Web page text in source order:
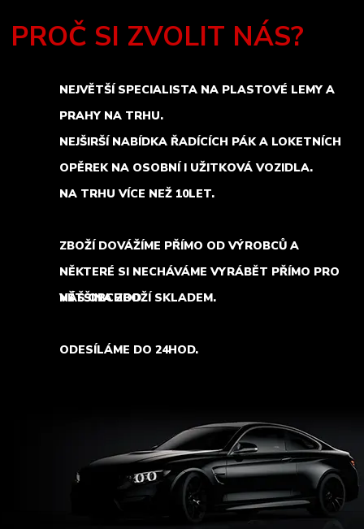
PROČ SI ZVOLIT NÁS?
NEJVĚTŠÍ SPECIALISTA NA PLASTOVÉ LEMY A
PRAHY NA TRHU.
NEJŠIRŠÍ NABÍDKA ŘADÍCÍCH PÁK A LOKETNÍCH
OPĚREK NA OSOBNÍ I UŽITKOVÁ VOZIDLA.
NA TRHU VÍCE NEŽ 10LET.
ZBOŽÍ DOVÁŽÍME PŘÍMO OD VÝROBCŮ A
NĚKTERÉ SI NECHÁVÁME VYRÁBĚT PŘÍMO PRO
NÁŠ OBCHOD.
VĚTŠINA ZBOŽÍ SKLADEM.
ODESÍLÁME DO 24HOD.